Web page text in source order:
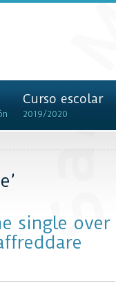
Curso escolar
2019/2020
single over